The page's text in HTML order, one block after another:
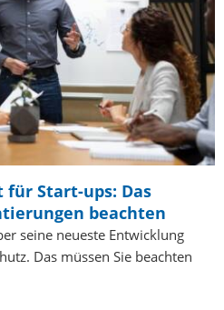
für Start-ups: Das
beachten
seine neueste Entwicklung
Das müssen Sie beachten